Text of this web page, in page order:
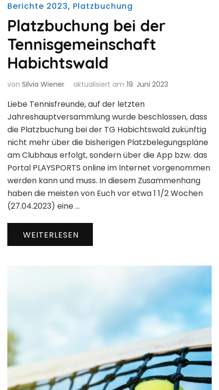
Berichte 2023, Platzbuchung
Platzbuchung bei der
Tennisgemeinschaft
Habichtswald
von Silvia Wiener aktualisiert am 19. Juni 2023
Liebe Tennisfreunde, auf der letzten
Jahreshauptversammlung wurde beschlossen, dass
die Platzbuchung bei der TG Habichtswald zukünftig
nicht mehr über die bisherigen Platzbelegungspläne
am Clubhaus erfolgt, sondern über die App bzw. das
Portal PLAYSPORTS online im Internet vorgenommen
werden kann und muss. In diesem Zusammenhang
haben die meisten von Euch vor etwa 1 1/2 Wochen
(27.04.2023) eine …
WEITERLESEN